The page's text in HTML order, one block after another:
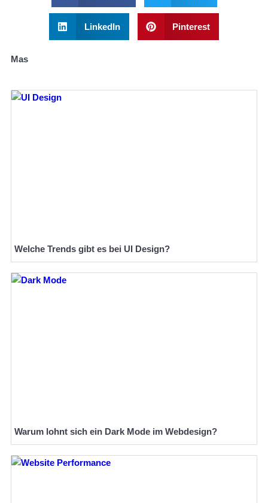
LinkedIn Pinterest
Mas
Welche Trends gibt es bei UI Design?
Warum lohnt sich ein Dark Mode im Webdesign?